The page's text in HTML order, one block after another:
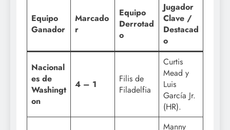
Equipo
Ganador
Marcado
r
Equipo
Derrotad
o
Jugador
Clave /
Destacad
o
Nacional
es de
Washingt
on
4 – 1
Filis de
Filadelfia
Curtis
Mead y
Luis
García Jr.
(HR).
Manny